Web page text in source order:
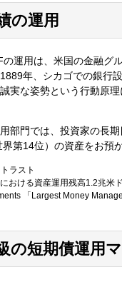
の運用
運用は、米国の金融グ
年、シカゴでの銀行
実な姿勢という行動原
部門では、投資家の長
界第14位）の資産をお預
ラスト
おける資産運用残高1.2兆米
「Largest Money
の短期債運用